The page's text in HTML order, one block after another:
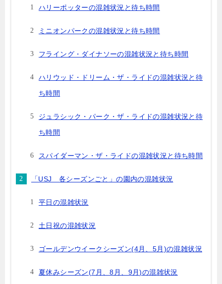
ハリーポッターの混雑状況と待ち時間
ミニオンパークの混雑状況と待ち時間
フライング・ダイナソーの混雑状況と待ち時間
ハリウッド・ドリーム・ザ・ライドの混雑状況と待
ち時間
ジュラシック・パーク・ザ・ライドの混雑状況と待
ち時間
スパイダーマン・ザ・ライドの混雑状況と待ち時間
「USJ 各シーズンごと」の園内の混雑状況
平日の混雑状況
土日祝の混雑状況
ゴールデンウイークシーズン(4月、5月)の混雑状況
夏休みシーズン(7月、8月、9月)の混雑状況